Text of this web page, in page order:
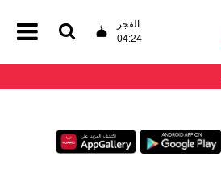
الفجر
04:24